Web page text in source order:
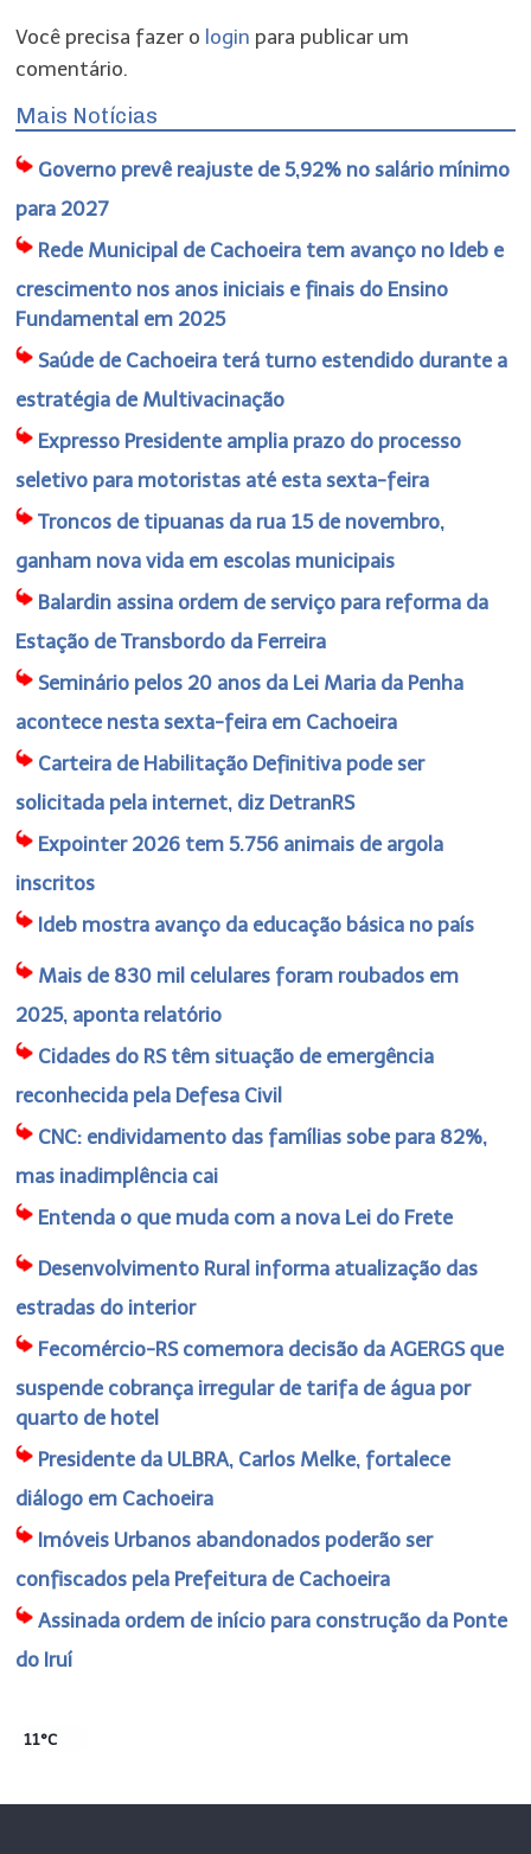
Você precisa fazer o login para publicar um
comentário.
Mais Notícias
Governo prevê reajuste de 5,92% no salário mínimo
para 2027
Rede Municipal de Cachoeira tem avanço no Ideb e
crescimento nos anos iniciais e finais do Ensino
Fundamental em 2025
Saúde de Cachoeira terá turno estendido durante a
estratégia de Multivacinação
Expresso Presidente amplia prazo do processo
seletivo para motoristas até esta sexta-feira
Troncos de tipuanas da rua 15 de novembro,
ganham nova vida em escolas municipais
Balardin assina ordem de serviço para reforma da
Estação de Transbordo da Ferreira
Seminário pelos 20 anos da Lei Maria da Penha
acontece nesta sexta-feira em Cachoeira
Carteira de Habilitação Definitiva pode ser
solicitada pela internet, diz DetranRS
Expointer 2026 tem 5.756 animais de argola
inscritos
Ideb mostra avanço da educação básica no país
Mais de 830 mil celulares foram roubados em
2025, aponta relatório
Cidades do RS têm situação de emergência
reconhecida pela Defesa Civil
CNC: endividamento das famílias sobe para 82%,
mas inadimplência cai
Entenda o que muda com a nova Lei do Frete
Desenvolvimento Rural informa atualização das
estradas do interior
Fecomércio-RS comemora decisão da AGERGS que
suspende cobrança irregular de tarifa de água por
quarto de hotel
Presidente da ULBRA, Carlos Melke, fortalece
diálogo em Cachoeira
Imóveis Urbanos abandonados poderão ser
confiscados pela Prefeitura de Cachoeira
Assinada ordem de início para construção da Ponte
do Iruí
11°C